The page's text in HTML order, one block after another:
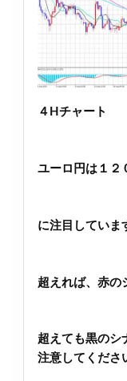
４Hチャート
ユーロ円は１２
に注目していま
超えれば、赤の
超えても黒のシ
注意してくださ